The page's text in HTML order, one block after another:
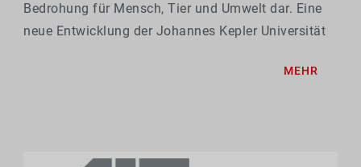
Bedrohung für Mensch, Tier und Umwelt dar. Eine
neue Entwicklung der Johannes Kepler Universität
MEHR